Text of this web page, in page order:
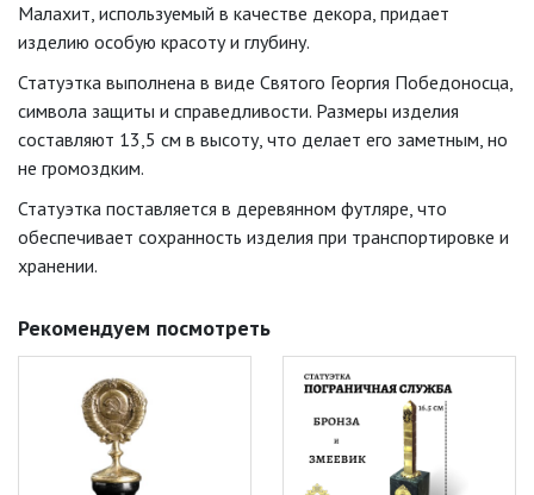
Малахит, используемый в качестве декора, придает
изделию особую красоту и глубину.
Статуэтка выполнена в виде Святого Георгия Победоносца,
символа защиты и справедливости. Размеры изделия
составляют 13,5 см в высоту, что делает его заметным, но
не громоздким.
Статуэтка поставляется в деревянном футляре, что
обеспечивает сохранность изделия при транспортировке и
хранении.
Рекомендуем посмотреть